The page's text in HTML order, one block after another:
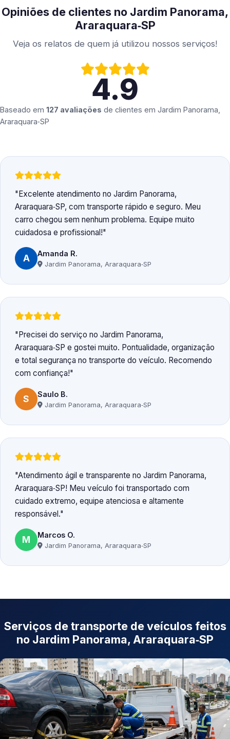
Opiniões de clientes no Jardim Panorama,
Araraquara‑SP
Veja os relatos de quem já utilizou nossos serviços!
4.9
Baseado em 127 avaliações de clientes em Jardim Panorama,
Araraquara‑SP
Excelente atendimento no Jardim Panorama,
Araraquara‑SP, com transporte rápido e seguro. Meu
carro chegou sem nenhum problema. Equipe muito
cuidadosa e profissional!
A Amanda R.
Jardim Panorama, Araraquara‑SP
Precisei do serviço no Jardim Panorama,
Araraquara‑SP e gostei muito. Pontualidade, organização
e total segurança no transporte do veículo. Recomendo
com confiança!
S Saulo B.
Jardim Panorama, Araraquara‑SP
Atendimento ágil e transparente no Jardim Panorama,
Araraquara‑SP! Meu veículo foi transportado com
cuidado extremo, equipe atenciosa e altamente
responsável.
M Marcos O.
Jardim Panorama, Araraquara‑SP
Serviços de transporte de veículos feitos
no Jardim Panorama, Araraquara‑SP